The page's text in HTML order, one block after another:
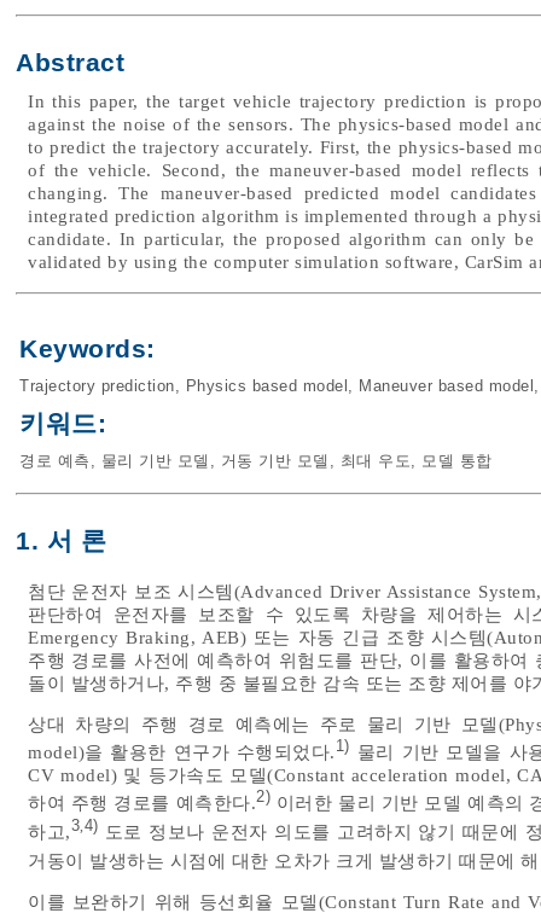
Abstract
In this paper, the target vehicle trajectory prediction is
against the noise of the sensors. The physics-based model
to predict the trajectory accurately. First, the physics-based
of the vehicle. Second, the maneuver-based model
changing. The maneuver-based predicted model
integrated prediction algorithm is implemented through a
candidate. In particular, the proposed algorithm can only
validated by using the computer simulation software, CarSim
Keywords:
Trajectory prediction, Physics based model , Maneuver based model
키워드:
경로 예측 , 물리 기반 모델 , 거동 기반 모델 , 최대 우도, 모델 통합
1. 서 론
첨단 운전자 보조 시스템(Advanced Driver Assistance
판단하여 운전자를 보조할 수 있도록 차량을 제어하는
Emergency Braking, AEB) 또는 자동 긴급 조향 시스템
주행 경로를 사전에 예측하여 위험도를 판단, 이를 활용하
돌이 발생하거나, 주행 중 불필요한 감속 또는 조향 제어를 야
상대 차량의 주행 경로 예측에는 주로 물리 기반 모델
model)을 활용한 연구가 수행되었다. 1) 물리 기반 모델을 사
CV model) 및 등가속도 모델(Constant acceleration model,
하여 주행 경로를 예측한다.2) 이러한 물리 기반 모델 예측의
하고,3 4) 도로 정보나 운전자 의도를 고려하지 않기 때문에
거동이 발생하는 시점에 대한 오차가 크게 발생하기 때문에
이를 보완하기 위해 등선회율 모델(Constant Turn Rate and